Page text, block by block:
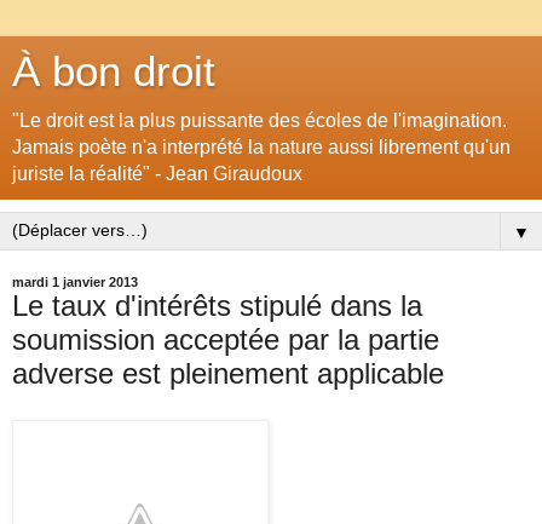
À bon droit
"Le droit est la plus puissante des écoles de l'imagination.
Jamais poète n'a interprété la nature aussi librement qu'un
juriste la réalité" - Jean Giraudoux
▼
mardi 1 janvier 2013
Le taux d'intérêts stipulé dans la
soumission acceptée par la partie
adverse est pleinement applicable